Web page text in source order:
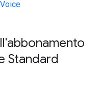
Standard